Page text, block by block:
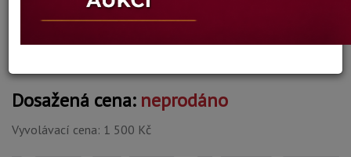
Konec dražby:08.07.2026 20:08 SELČ
Dosažená cena: neprodáno
Vyvolávací cena: 1 500 Kč